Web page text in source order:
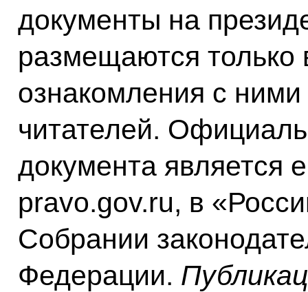
документы на
размещаются только
ознакомления с ними
читателей.
документа является
pravo.gov.ru, в
Собрании
Федерации.